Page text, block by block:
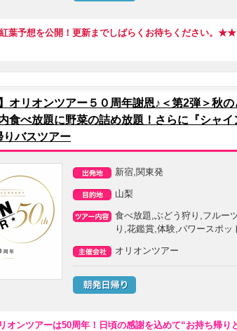
葉予想を公開！更新までしばらくお待ちください。★★
オリオンツアー５０周年謝恩♪＜第2弾＞秋
食べ放題に野菜の詰め放題！さらに『シャ
りバスツアー
新宿,関東発
山梨
食べ放題,ぶどう狩り,フルー
り,花鑑賞,体験,パワースポッ
オリオンツアー
ンツアーは50周年！日頃の感謝を込めて“お持ち帰り